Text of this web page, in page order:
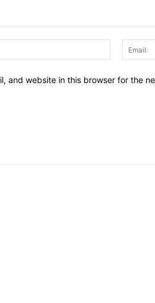
Name:
and website in this browser for the